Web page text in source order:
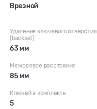
Врезной
Удаление ключевого отверстия
(backset)
63 мм
Межосевое расстояние
85 мм
Ключей в комплекте
5